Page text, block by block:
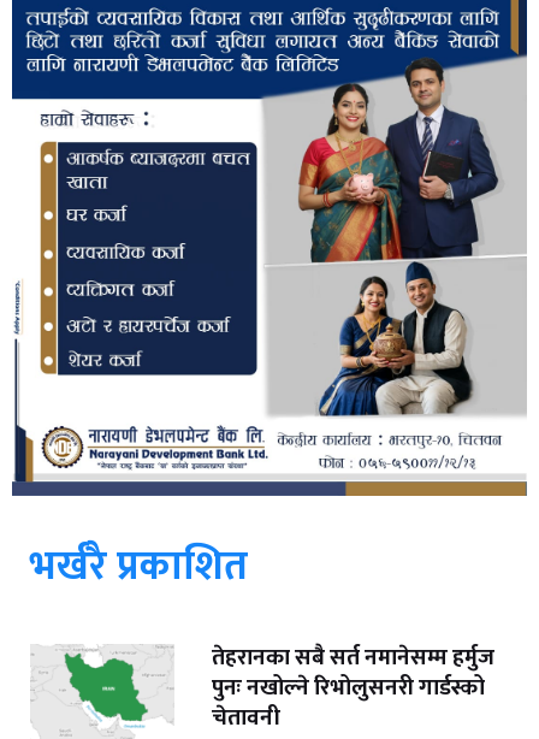
भर्खरै प्रकाशित
तेहरानका सबै सर्त नमानेसम्म हर्मुज
पुनः नखोल्ने रिभोलुसनरी गार्डस्को
चेतावनी